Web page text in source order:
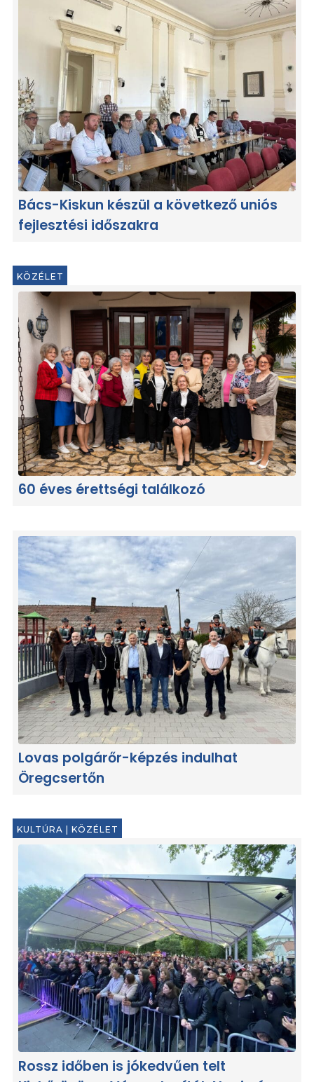
Bács-Kiskun készül a következő uniós
fejlesztési időszakra
KÖZÉLET
60 éves érettségi találkozó
Lovas polgárőr-képzés indulhat
Öregcsertőn
KULTÚRA | KÖZÉLET
Rossz időben is jókedvűen telt